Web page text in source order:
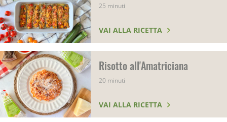
25 minuti
VAI ALLA RICETTA
Risotto all'Amatriciana
20 minuti
VAI ALLA RICETTA